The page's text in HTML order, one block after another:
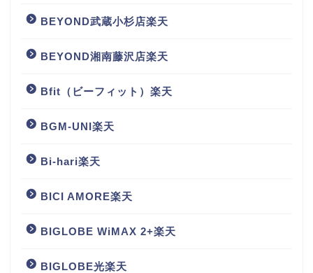
BEYOND武蔵小杉店楽天
BEYOND湘南藤沢店楽天
Bfit（ビーフィット）楽天
BGM‐UNI楽天
Bi-hari楽天
BICI AMORE楽天
BIGLOBE WiMAX 2+楽天
BIGLOBE光楽天